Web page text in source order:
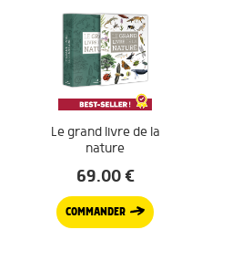
Le grand livre de la
nature
69.00€
COMMANDER